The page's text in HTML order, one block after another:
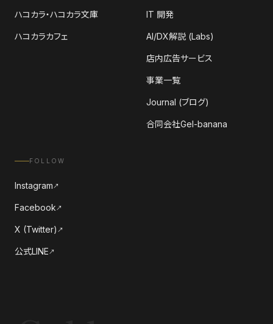
ハコカラ・ハコカラ文庫
ハコカラカフェ
IT 開発
AI/DX解説 (Labs)
店内広告サービス
事業一覧
Journal (ブログ)
合同会社Gel-banana
FOLLOW
Instagram ↗
Facebook ↗
X (Twitter) ↗
公式LINE ↗